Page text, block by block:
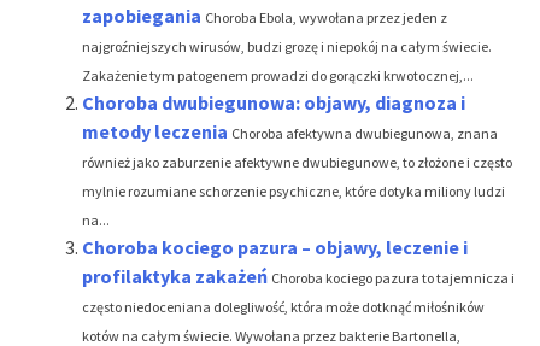
zapobiegania Choroba Ebola, wywołana przez jeden z
najgroźniejszych wirusów, budzi grozę i niepokój na całym świecie.
Zakażenie tym patogenem prowadzi do gorączki krwotocznej,...
Choroba dwubiegunowa: objawy, diagnoza i
metody leczenia Choroba afektywna dwubiegunowa, znana
również jako zaburzenie afektywne dwubiegunowe, to złożone i często
mylnie rozumiane schorzenie psychiczne, które dotyka miliony ludzi
na...
Choroba kociego pazura – objawy, leczenie i
profilaktyka zakażeń Choroba kociego pazura to tajemnicza i
często niedoceniana dolegliwość, która może dotknąć miłośników
kotów na całym świecie. Wywołana przez bakterie Bartonella,